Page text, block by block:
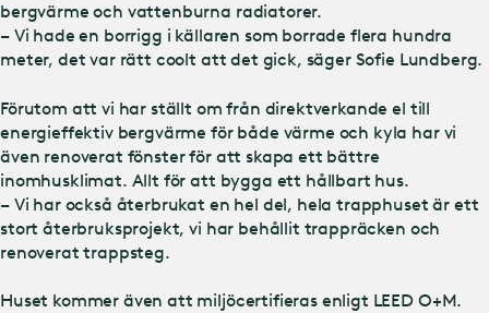
bergvärme och vattenburna radiatorer.
– Vi hade en borrigg i källaren som borrade flera hundra
meter, det var rätt coolt att det gick, säger Sofie Lundberg.
Förutom att vi har ställt om från direktverkande el till
energieffektiv bergvärme för både värme och kyla har vi
även renoverat fönster för att skapa ett bättre
inomhusklimat. Allt för att bygga ett hållbart hus.
– Vi har också återbrukat en hel del, hela trapphuset är ett
stort återbruksprojekt, vi har behållit trappräcken och
renoverat trappsteg.
Huset kommer även att miljöcertifieras enligt LEED O+M.